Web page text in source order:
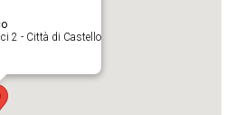
2 - Città di Castello